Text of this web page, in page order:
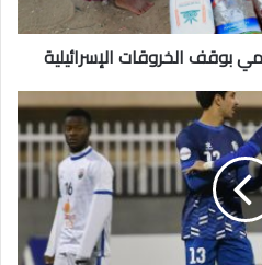
بوقف الخروقات الإسرائيلية